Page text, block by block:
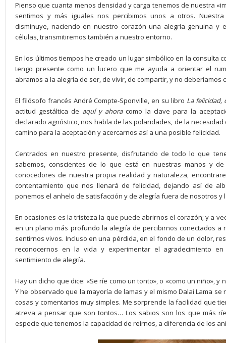
Pienso que cuanta menos densidad y carga tenemos de nuestra
sentimos y más iguales nos percibimos unos a otros.
disminuye, naciendo en nuestro corazón una alegría genuina y
células, transmitiremos también a nuestro entorno.
En los últimos tiempos he creado un lugar simbólico en la consulta
tengo presente como un lucero que me ayuda a orientar el
abramos a la alegría de ser, de vivir, de compartir, y no deberíamos
El filósofo francés André Compte-Sponville, en su libro La felicidad,
actitud gestáltica de aquí yahoracomo la clave para la
declarado agnóstico, nos habla de las polaridades, de la
camino para la aceptación y acercarnos así a una posible felicidad.
Centrados en nuestro presente, disfrutando de todo lo que
sabemos, conscientes de lo que está en nuestras manos y
conocedores de nuestra propia realidad y naturaleza,
contentamiento que nos llenará de felicidad, dejando así de
ponemos el anhelo de satisfacción y de alegría fuera de nosotros y
En ocasiones es la tristeza la que puede abrirnos el corazón; y a
en un plano más profundo la alegría de percibirnos conectados a
sentirnos vivos. Incluso en una pérdida, en el fondo de un dolor,
reconocernos en la vida y experimentar el agradecimiento
sentimiento de alegría.
Hay un dicho que dice: «Se ríe como un tonto», o «como un niño»,
Y he observado que la mayoría de lamas y el mismo Dalai Lama
cosas y comentarios muy simples. Me sorprende la facilidad que
atreva a pensar que son tontos… Los sabios son los que más
especie que tenemos la capacidad de reírnos, a diferencia de los